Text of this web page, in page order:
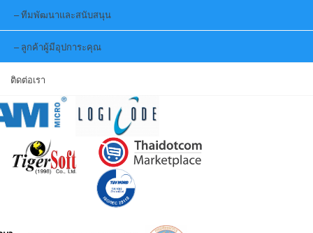
ทีมพัฒนาและสนับสนุน
ลูกค้าผู้มีอุปการะคุณ
ติดต่อเรา